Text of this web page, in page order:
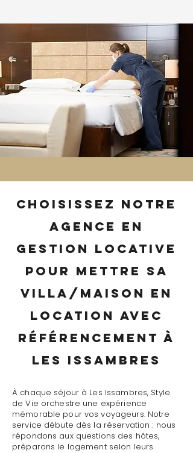
Choisissez notre
agence en
gestion locative
pour mettre sa
villa/maison en
location avec
référencement à
Les Issambres
À chaque séjour à Les Issambres, Style
de Vie orchestre une expérience
mémorable pour vos voyageurs. Notre
service débute dès la réservation : nous
répondons aux questions des hôtes,
préparons le logement selon leurs